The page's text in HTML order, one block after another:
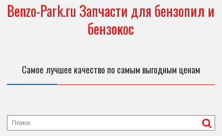
Benzo-Park.ru Запчасти для бензопил и
бензокос
Самое лучшее качество по самым выгодным ценам